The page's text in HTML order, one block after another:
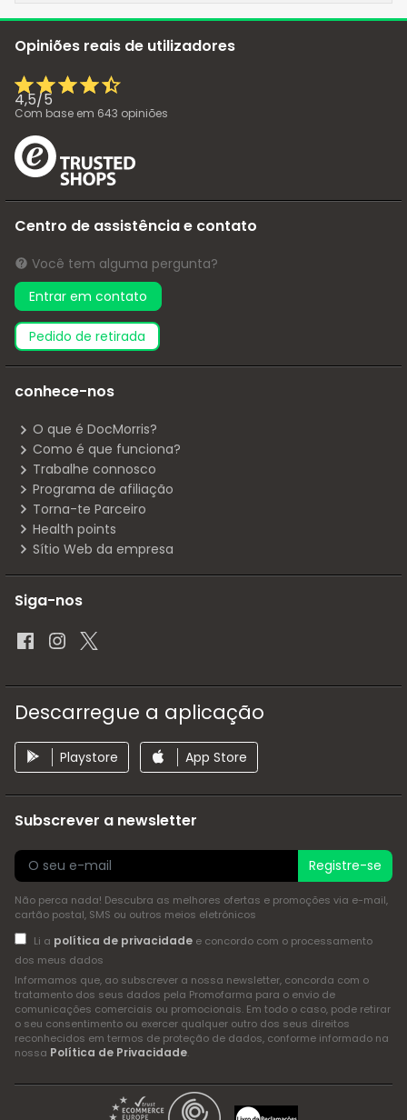
Opiniões reais de utilizadores
4,5/5
Com base em 643 opiniões
Centro de assistência e contato
Você tem alguma pergunta?
Entrar em contato
pedido de retirada
conhece-nos
O que é DocMorris?
Como é que funciona?
Trabalhe connosco
Programa de afiliação
Torna-te Parceiro
Health points
Sítio Web da empresa
Siga-nos
Descarregue a aplicação
Playstore App Store
Subscrever a newsletter
Registre-se
Não perca nada! Descubra as melhores ofertas e promoções via e-mail,
cartão postal, SMS ou outros meios eletrónicos
Li a política de privacidadee concordo com o processamento
dos meus dados
Informamos que, ao subscrever a nossa newsletter, concorda com o
tratamento dos seus dados pela Promofarma para o envio de
comunicações comerciais ou promocionais. Em todo o caso, pode retirar
o seu consentimento ou exercer qualquer outro dos seus direitos
reconhecidos em termos de proteção de dados, conforme informado na
nossa Política de Privacidade.